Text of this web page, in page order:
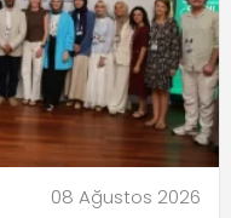
08 Ağustos 2026